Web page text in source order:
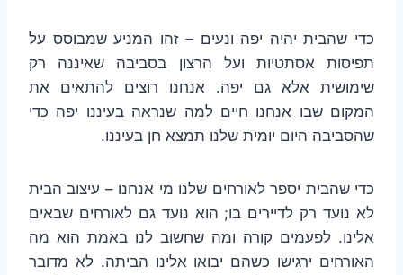
כדי שהבית יהיה יפה ונעים – זהו המניע שמבוסס על
תפיסות אסתטיות ועל הרצון בסביבה שאיננה רק
שימושית אלא גם יפה. אנחנו רוצים להתאים את
המקום שבו אנחנו חיים למה שנראה בעיננו יפה כדי
שהסביבה היום יומית שלנו תמצא חן בעיננו.
כדי שהבית יספר לאורחים שלנו מי אנחנו – עיצוב הבית
לא נועד רק לדיירים בו; הוא נועד גם לאורחים שבאים
אלינו. לפעמים קורה ומה שחשוב לנו באמת הוא מה
האורחים ירגישו כשהם יבואו אלינו הביתה. לא מדובר